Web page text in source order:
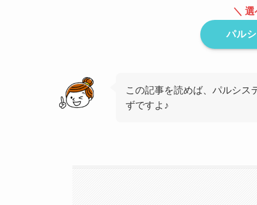
＼
パル
この記事を読めば、パルシス
ずですよ♪